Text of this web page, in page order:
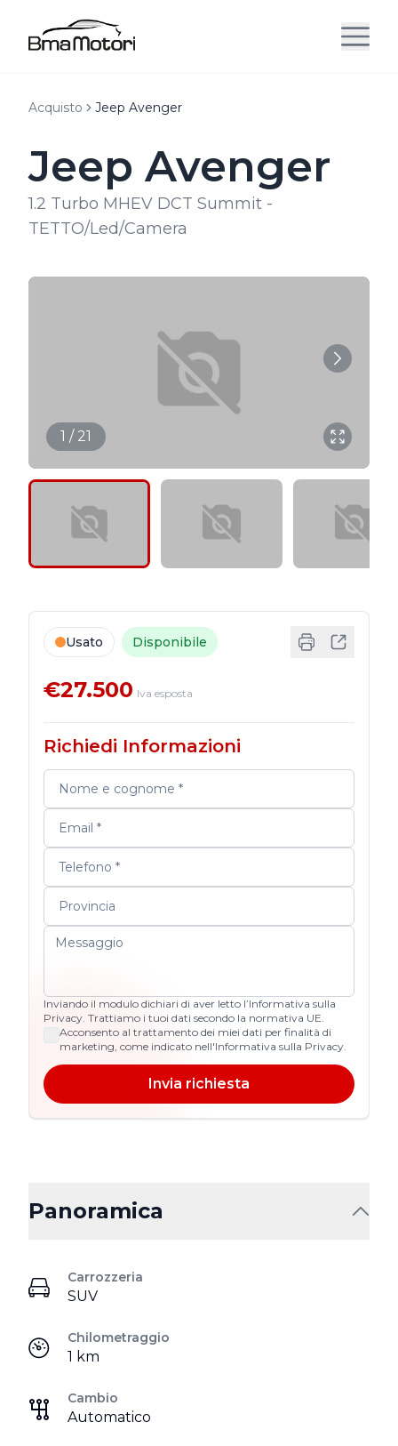
Acquisto Jeep Avenger
Jeep Avenger
1.2 Turbo MHEV DCT Summit -
TETTO/Led/Camera
1 / 21
Usato Disponibile
€27.500 Iva esposta
Richiedi Informazioni
Inviando il modulo dichiari di aver letto l’Informativa sulla
Privacy. Trattiamo i tuoi dati secondo la normativa UE.
Acconsento al trattamento dei miei dati per finalità di
marketing, come indicato nell'Informativa sulla Privacy.
Invia richiesta
Panoramica
Carrozzeria
SUV
Chilometraggio
1 km
Cambio
Automatico